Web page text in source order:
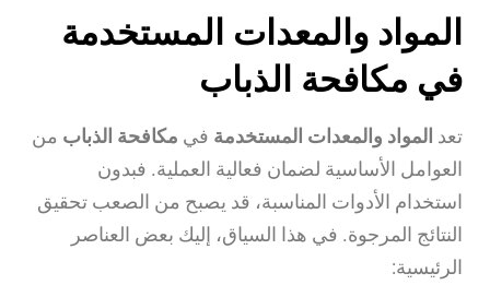
المواد والمعدات المستخدمة
في مكافحة الذباب
تعد المواد والمعدات المستخدمة في مكافحة الذباب من
العوامل الأساسية لضمان فعالية العملية. فبدون
استخدام الأدوات المناسبة، قد يصبح من الصعب تحقيق
النتائج المرجوة. في هذا السياق، إليك بعض العناصر
الرئيسية: